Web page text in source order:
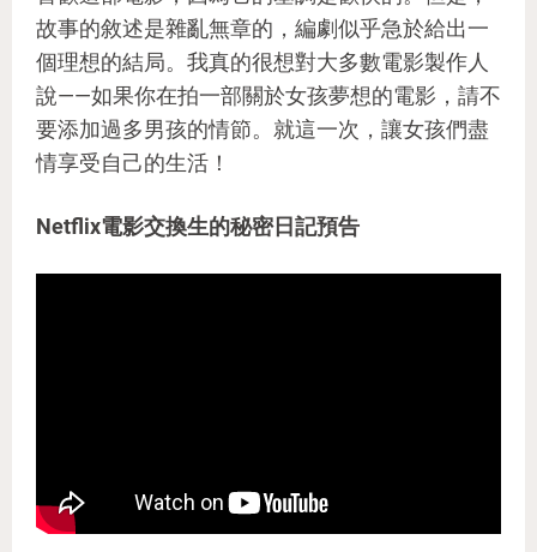
故事的敘述是雜亂無章的，編劇似乎急於給出一
個理想的結局。我真的很想對大多數電影製作人
說——如果你在拍一部關於女孩夢想的電影，請不
要添加過多男孩的情節。就這一次，讓女孩們盡
情享受自己的生活！
Netflix電影交換生的秘密日記預告